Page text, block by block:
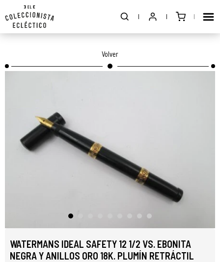
Volver
WATERMANS IDEAL SAFETY 12 1/2 VS. EBONITA
NEGRA Y ANILLOS ORO 18K. PLUMÍN RETRÁCTIL